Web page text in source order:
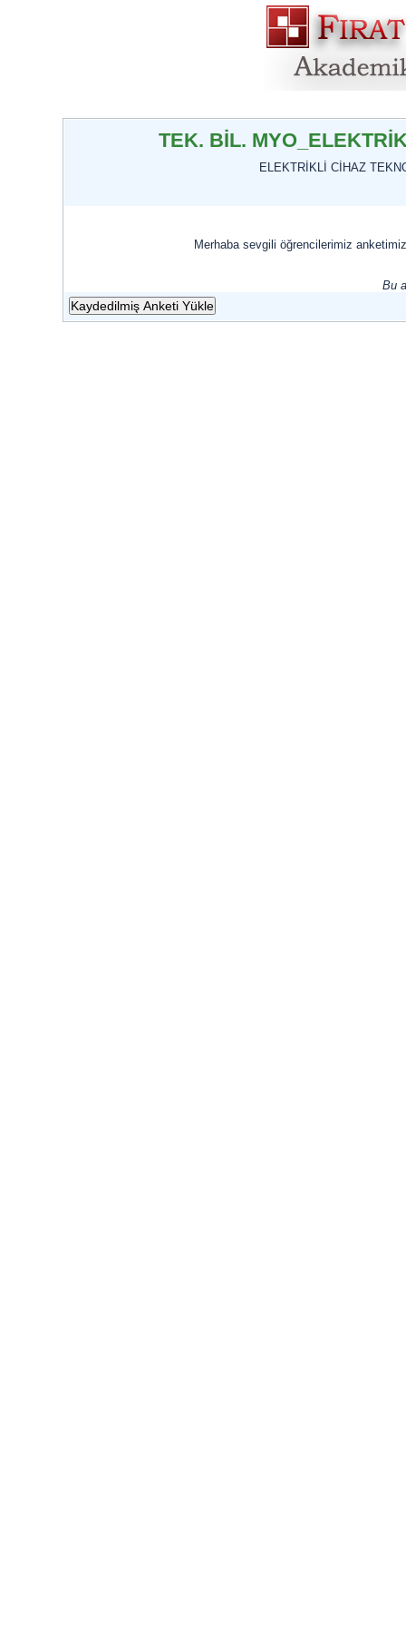
TEK. BİL.
ELEKTRİKLİ CİHAZ
Merhaba sevgili öğrencilerimiz
Bu